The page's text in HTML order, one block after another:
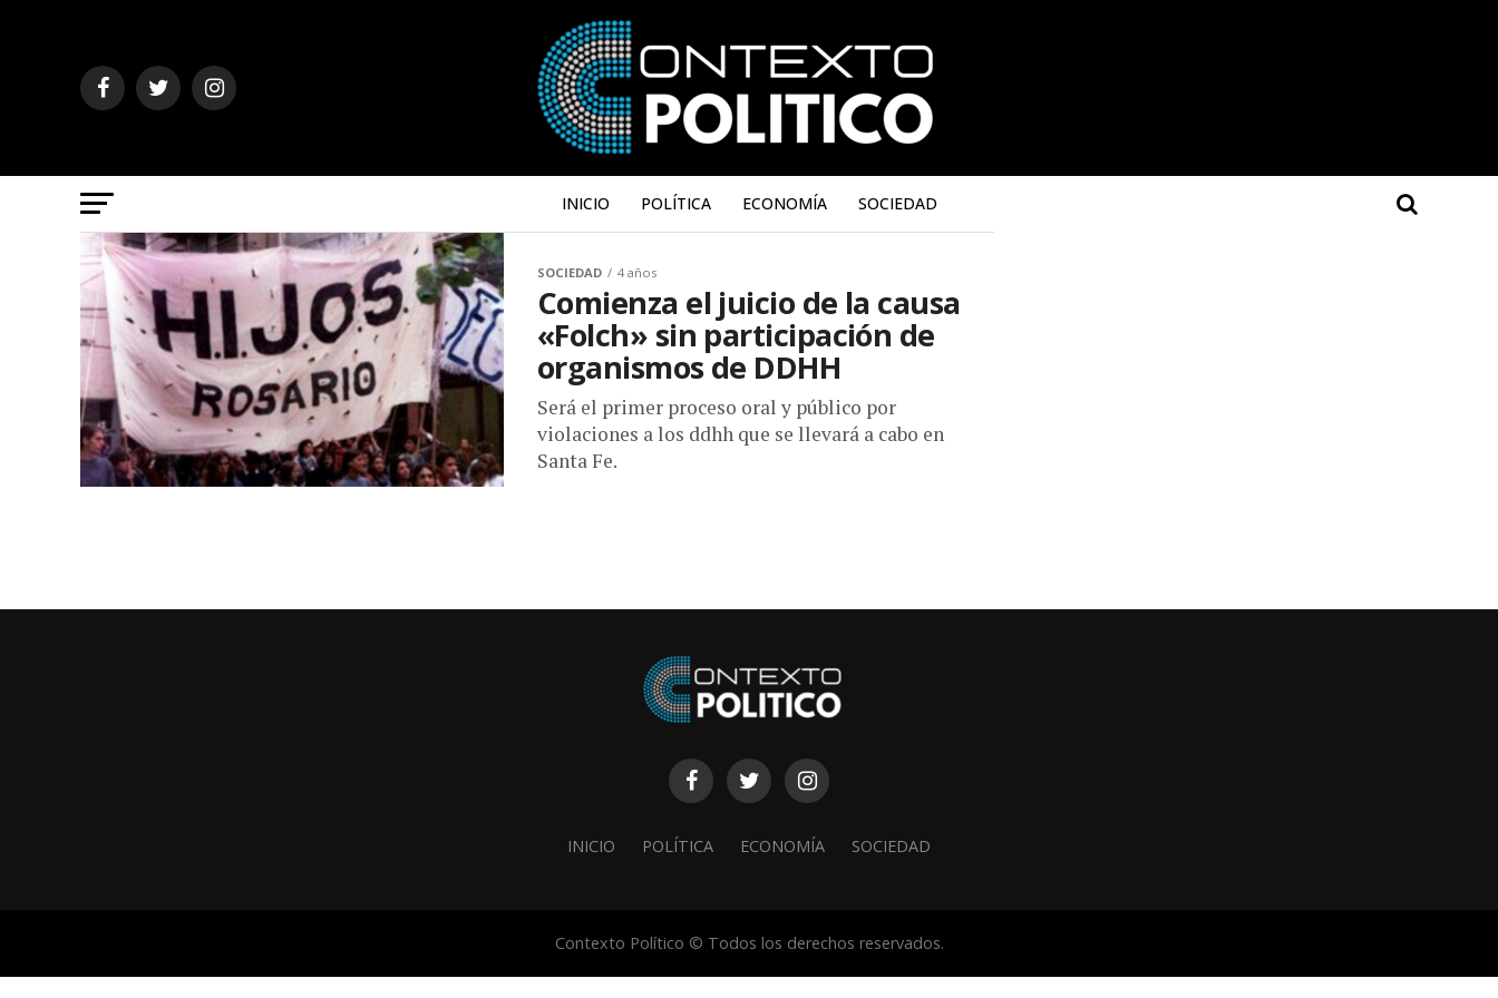
INICIO POLÍTICA ECONOMÍA SOCIEDAD
SOCIEDAD 4 años
Comienza el juicio de la causa
«Folch» sin participación de
organismos de DDHH
Será el primer proceso oral y público por
violaciones a los ddhh que se llevará a cabo en
Santa Fe.
INICIO POLÍTICA ECONOMÍA SOCIEDAD
Contexto Político © Todos los derechos reservados.